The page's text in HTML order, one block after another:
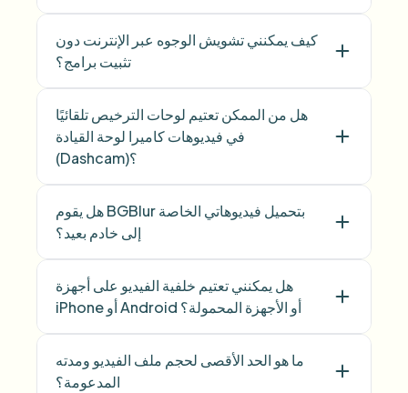
كيف يمكنني تشويش الوجوه عبر الإنترنت دون
تثبيت برامج؟
هل من الممكن تعتيم لوحات الترخيص تلقائيًا
في فيديوهات كاميرا لوحة القيادة
(Dashcam)؟
هل يقوم BGBlur بتحميل فيديوهاتي الخاصة
إلى خادم بعيد؟
هل يمكنني تعتيم خلفية الفيديو على أجهزة
iPhone أو Android أو الأجهزة المحمولة؟
ما هو الحد الأقصى لحجم ملف الفيديو ومدته
المدعومة؟